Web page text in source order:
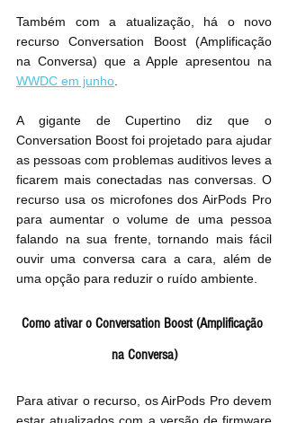
Também com a atualização, há o novo
recurso Conversation Boost (Amplificação
WWDC em junho
A gigante de Cupertino diz que o
Conversation Boost foi projetado para ajudar
as pessoas com problemas auditivos leves a
ficarem mais conectadas nas conversas. O
recurso usa os microfones dos AirPods Pro
para aumentar o volume de uma pessoa
falando na sua frente, tornando mais fácil
ouvir uma conversa cara a cara, além de
uma opção para reduzir o ruído ambiente.
Como ativar o Conversation Boost (Amplificação
na Conversa)
Para ativar o recurso, os AirPods Pro devem